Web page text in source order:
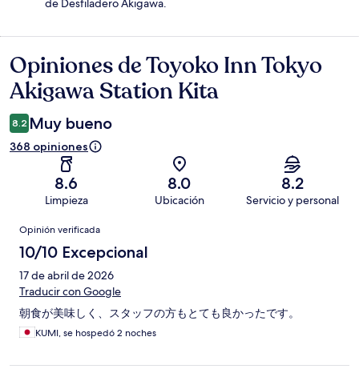
de Desfiladero Akigawa.
Opiniones
Opiniones de Toyoko Inn Tokyo
Akigawa Station Kita
8.2 Muy bueno
368 opiniones
8.6
Limpieza
8.0
Ubicación
8.2
Servicio y personal
Opiniones
Opinión verificada
10/10 Excepcional
17 de abril de 2026
Traducir con Google
朝食が美味しく、スタッフの方もとても良かったです。
KUMI, se hospedó 2 noches